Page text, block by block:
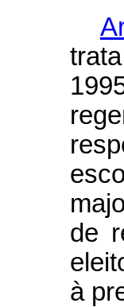
de
à